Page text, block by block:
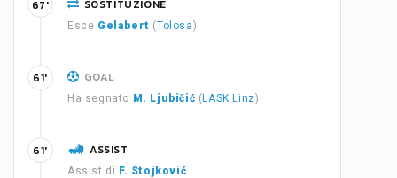
SOSTITUZIONE
Esce Gelabert (Tolosa)
67'
GOAL
Ha segnato M. Ljubičić ( LASK Linz)
61'
ASSIST
Assist di F. Stojković
61'